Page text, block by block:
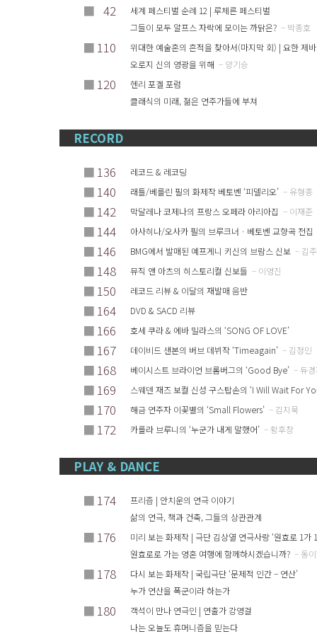
■ 42
세계 페스티벌 순례 12 | 루체른 페스티벌
그들이 모두 알프스 자락에 모이는 까닭은? – 박종호
■ 110
위대한 예술혼의 흔적을 찾아서(마지막 회) | 요한 제
오로지 신의 영광을 위해 – 양기승
■ 120
헨리 포겔 포럼
클래식의 미래, 젊은 연주가들에 부쳐
RECORD
■ 136 레코드 & 레코딩
■ 140 래틀/베를린 필의 화제작 베토벤 ‘피델리오’ – 유형종
■ 142 막달레나 코제나의 프랑스 오페라 아리아집 – 이재준
■ 144 아사히나/오사카 필의 브루크너ㆍ베토벤 교향곡 전집
■ 146 BMG에서 발매된 예프게니 키신의 브람스 신보 – 김
■ 148 뮤직 앤 아츠의 히스토리컬 신보들 – 이영진
■ 150 레코드 리뷰 & 이달의 재발매 음반
■ 164 DVD & SACD 리뷰
■ 166 호세 쿠라 & 에바 밀라스의 ‘SONG OF LOVE’
■ 167 데이비드 샌본의 버브 데뷔작 ‘Timeagain’ – 김정민
■ 168 베이시스트 브라이언 브롬버그의 ‘Good Bye’ – 듀
■ 169 스웨덴 재즈 보컬 신성 구스탑손의 ‘I Will Wait For
■ 170 해금 연주자 이꽃별의 ‘Small Flowers’ – 김지묵
■ 172 카를라 브루니의 ‘누군가 내게 말했어’ – 황후창
PLAY & DANCE
■ 174
프리즘 | 안치운의 연극 이야기
삶의 연극, 책과 건축, 그들의 상관관계
■ 176
미리 보는 화제작 | 극단 김상열 연극사랑 ‘원효로 1가
원효로로 가는 영혼 여행에 함께하시겠습니까? – 동
■ 178
다시 보는 화제작 | 국립극단 ‘문제적 인간 – 연산’
누가 연산을 폭군이라 하는가
■ 180
객석이 만나 연극인 | 연출가 강영걸
나는 오늘도 휴머니즘을 믿는다